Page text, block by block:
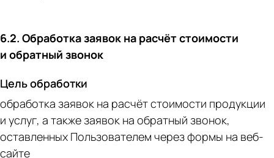
6.2. Обработка заявок на расчёт стоимости
и обратный звонок
Цель обработки
обработка заявок на расчёт стоимости продукции
и услуг, а также заявок на обратный звонок,
оставленных Пользователем через формы на веб-
сайте